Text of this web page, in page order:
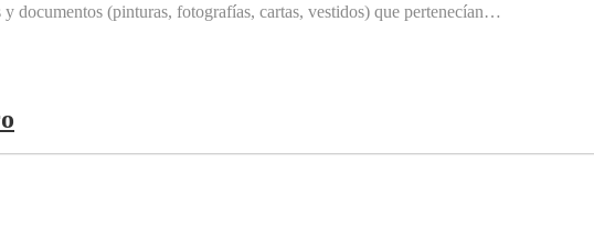
documentos (pinturas, fotografías, cartas, vestidos) que pertenecían…